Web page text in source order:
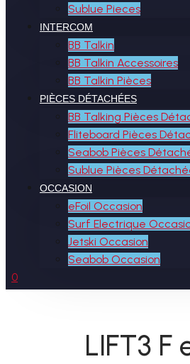
Sublue Pieces
INTERCOM
BB Talkin
BB Talkin Accessoires
BB Talkin Pièces
PIÈCES DÉTACHÉES
BB Talking Pièces
Fliteboard Pièces
Seabob Pièces
Sublue Pièces
OCCASION
eFoil Occasion
Surf Electrique
Jetski Occasion
Seabob Occasion
0
LIFT3 F